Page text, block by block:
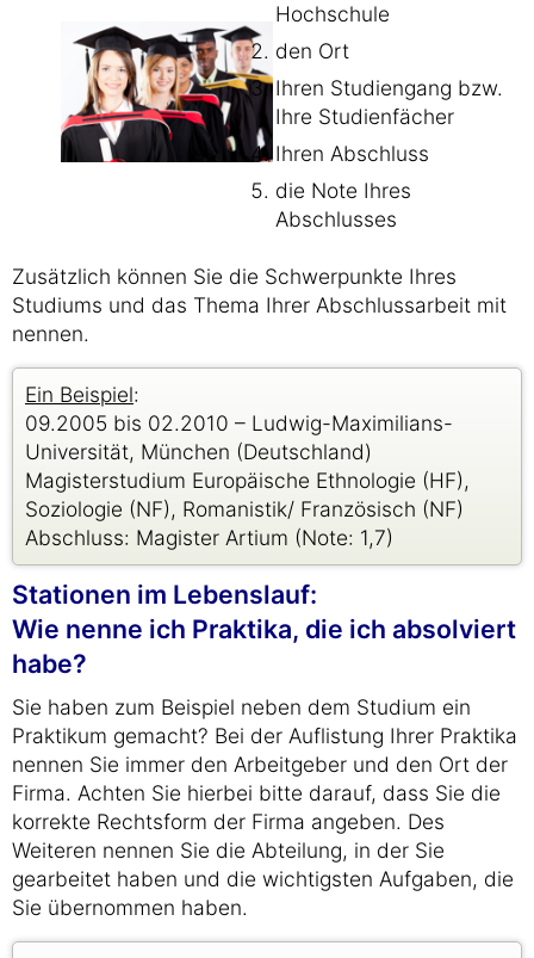
Hochschule
den Ort
Ihren Studiengang bzw.
Ihre Studienfächer
Ihren Abschluss
die Note Ihres
Abschlusses
Zusätzlich können Sie die Schwerpunkte Ihres
Studiums und das Thema Ihrer Abschlussarbeit mit
nennen.
Ein Beispiel:
09.2005 bis 02.2010 – Ludwig-Maximilians-
Universität, München (Deutschland)
Magisterstudium Europäische Ethnologie (HF),
Soziologie (NF), Romanistik/ Französisch (NF)
Abschluss: Magister Artium (Note: 1,7)
Stationen im Lebenslauf:
Wie nenne ich Praktika, die ich absolviert
habe?
Sie haben zum Beispiel neben dem Studium ein
Praktikum gemacht? Bei der Auflistung Ihrer Praktika
nennen Sie immer den Arbeitgeber und den Ort der
Firma. Achten Sie hierbei bitte darauf, dass Sie die
korrekte Rechtsform der Firma angeben. Des
Weiteren nennen Sie die Abteilung, in der Sie
gearbeitet haben und die wichtigsten Aufgaben, die
Sie übernommen haben.